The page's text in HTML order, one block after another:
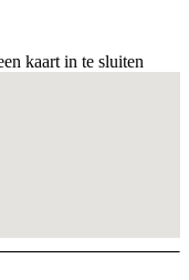
kaart in te sluiten